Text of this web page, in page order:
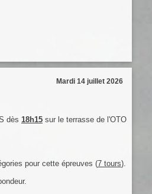
Mardi 14 juillet 2026
dès 18h15 sur le terrasse de l'OTO
pour cette épreuves (7 tours).